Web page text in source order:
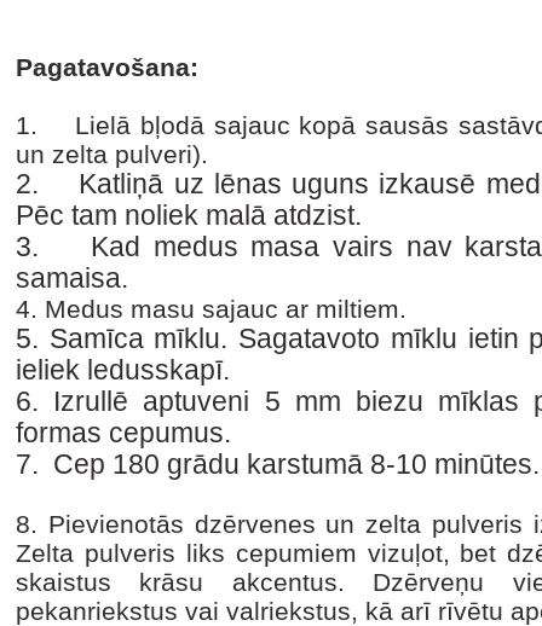
Pagatavošana:
1. Lielā bļodā sajauc kopā sausās
un zelta pulveri).
2. Katliņā uz lēnas uguns izkausē
Pēc tam noliek malā atdzist.
3. Kad medus masa vairs nav
samaisa.
4. Medus masu sajauc ar miltiem.
5. Samīca mīklu. Sagatavoto mīklu ietin
ieliek ledusskapī.
6. Izrullē aptuveni 5 mm biezu mīklas
formas cepumus.
7. Cep 180 grādu karstumā 8-10
8. Pievienotās dzērvenes un zelta pulveris
Zelta pulveris liks cepumiem vizuļot, bet
skaistus krāsu akcentus. Dzērveņu
pekanriekstus vai valriekstus, kā arī rīvētu